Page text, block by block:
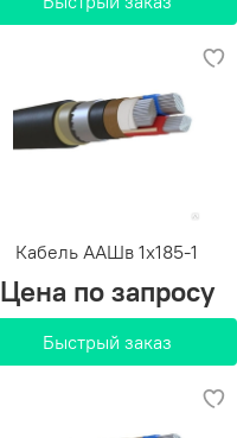
Кабель ААШв 1х185-1
Цена по запросу
Быстрый заказ